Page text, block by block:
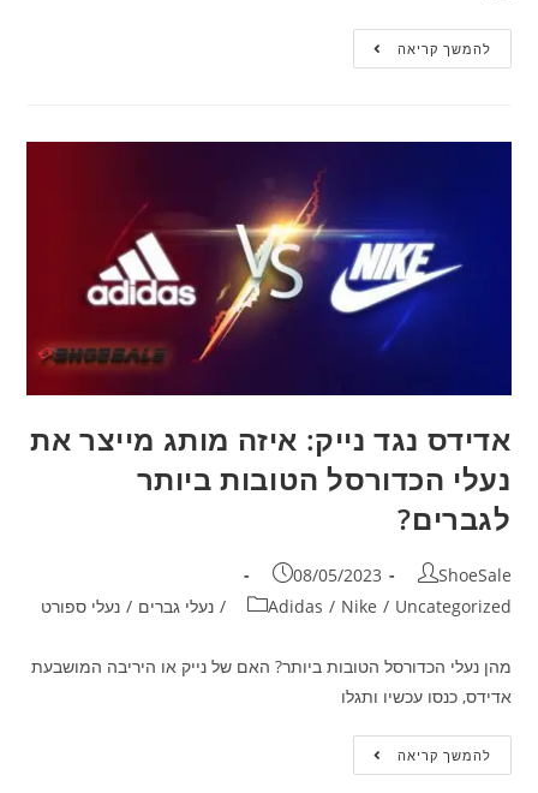
להמשך קריאה
אדידס נגד נייק: איזה מותג מייצר את
נעלי הכדורסל הטובות ביותר
לגברים?
ShoeSale
08/05/2023
Adidas / Nike / Uncategorized
/ נעלי גברים / נעלי ספורט
מהן נעלי הכדורסל הטובות ביותר? האם של נייק או היריבה המושבעת
אדידס, כנסו עכשיו ותגלו
להמשך קריאה